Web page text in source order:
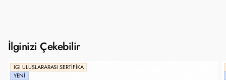
İlginizi Çekebilir
IGI ULUSLARARASI SERTIFIKA
YENI